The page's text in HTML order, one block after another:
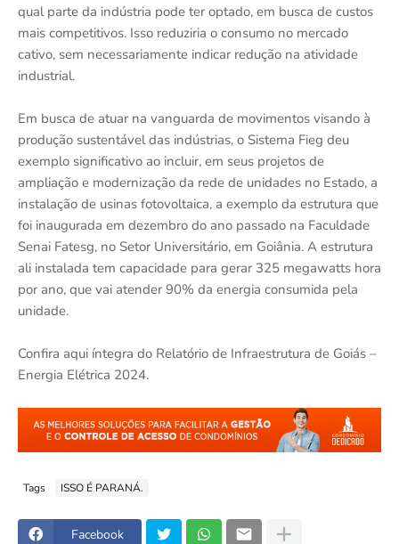
qual parte da indústria pode ter optado, em busca de custos
mais competitivos. Isso reduziria o consumo no mercado
cativo, sem necessariamente indicar redução na atividade
industrial.
Em busca de atuar na vanguarda de movimentos visando à
produção sustentável das indústrias, o Sistema Fieg deu
exemplo significativo ao incluir, em seus projetos de
ampliação e modernização da rede de unidades no Estado, a
instalação de usinas fotovoltaica, a exemplo da estrutura que
foi inaugurada em dezembro do ano passado na Faculdade
Senai Fatesg, no Setor Universitário, em Goiânia. A estrutura
ali instalada tem capacidade para gerar 325 megawatts hora
por ano, que vai atender 90% da energia consumida pela
unidade.
Confira aqui íntegra do Relatório de Infraestrutura de Goiás –
Energia Elétrica 2024.
Tags ISSO É PARANÁ.
Facebook